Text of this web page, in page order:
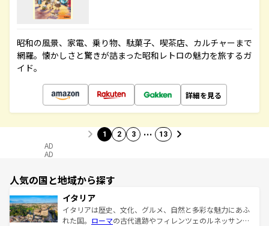
昭和の風景、家電、乗り物、駄菓子、喫茶店、カルチャーまで
網羅。懐かしさと驚きが詰まった昭和レトロの魅力を旅するガ
イド。
詳細を見る
1 2 3 … 13
AD
AD
人気の国と地域から探す
イタリア
イタリアは歴史、文化、グルメ、自然と多彩な魅力にあふ
れた国。 ローマの古代遺跡やフィレンツェのルネッサンス